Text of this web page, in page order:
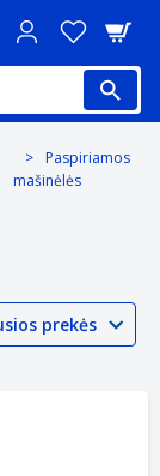
Paspiriamos
mašinėlės